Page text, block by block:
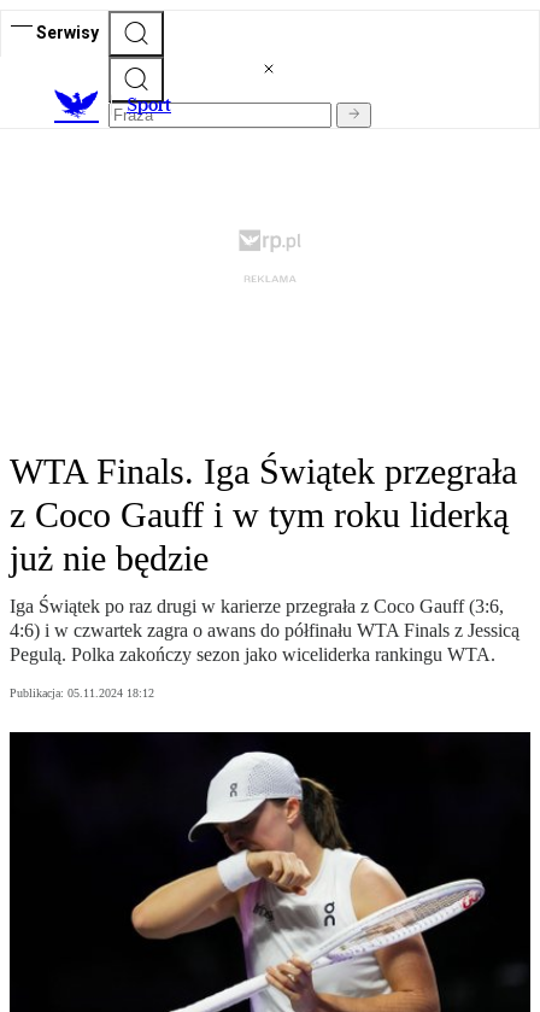
Serwisy
Sport
WTA Finals. Iga Świątek przegrała
z Coco Gauff i w tym roku liderką
już nie będzie
Iga Świątek po raz drugi w karierze przegrała z Coco Gauff (3:6,
4:6) i w czwartek zagra o awans do półfinału WTA Finals z Jessicą
Pegulą. Polka zakończy sezon jako wiceliderka rankingu WTA.
Publikacja: 05.11.2024 18:12